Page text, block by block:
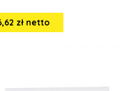
zł netto